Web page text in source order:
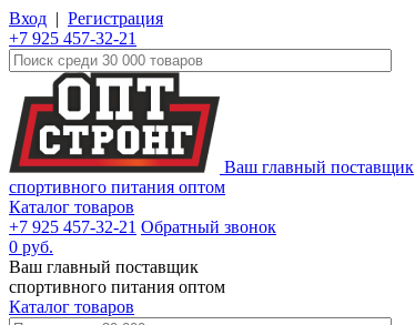
Вход | Регистрация
+7 925 457-32-21
Ваш главный поставщик
спортивного питания оптом
Каталог товаров
+7 925 457-32-21 Обратный звонок
0 руб.
Ваш главный поставщик
спортивного питания оптом
Каталог товаров